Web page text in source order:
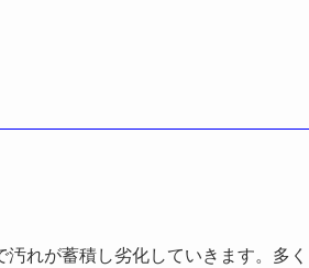
れが蓄積し劣化していきます。多く